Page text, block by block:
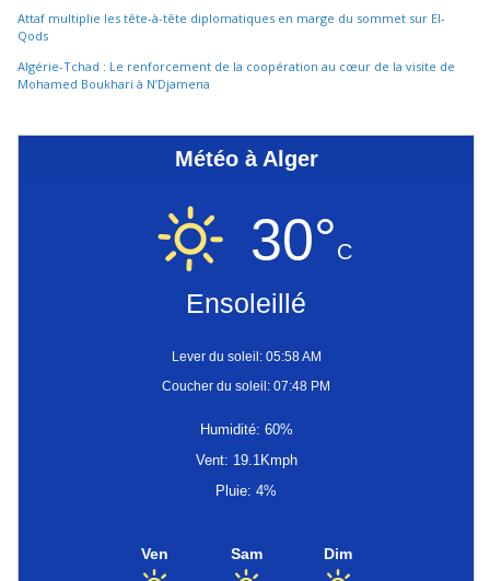
Attaf multiplie les tête-à-tête diplomatiques en marge du sommet sur El-
Qods
Algérie-Tchad : Le renforcement de la coopération au cœur de la visite de
Mohamed Boukhari à N’Djamena
Météo à Alger
30°C
Ensoleillé
Lever du soleil: 05:58 AM
Coucher du soleil: 07:48 PM
Humidité: 60%
Vent: 19.1Kmph
Pluie: 4%
Ven Sam Dim